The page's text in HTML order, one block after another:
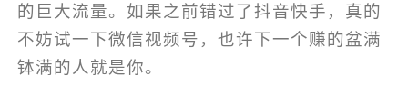
的巨大流量。如果之前错过了抖音快手，真的
不妨试一下微信视频号，也许下一个赚的盆满
钵满的人就是你。